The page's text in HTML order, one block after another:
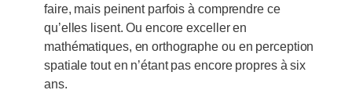
faire, mais peinent parfois à comprendre ce
qu’elles lisent. Ou encore exceller en
mathématiques, en orthographe ou en perception
spatiale tout en n’étant pas encore propres à six
ans.